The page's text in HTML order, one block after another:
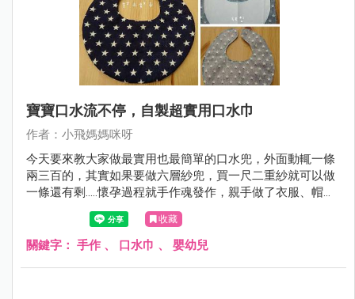
寶寶口水流不停，自製超實用口水巾
作者：小飛媽媽咪呀
今天要來教大家做最實用也最簡單的口水兜，外面動輒一條
兩三百的，其實如果要做六層紗兜，買一尺二重紗就可以做
一條還有剩.....懷孕過程就手作魂發作，親手做了衣服、帽
子、鞋子、防踢被、安撫巾、豆豆毯、手搖鈴、口水鏈、兜
兜等東西給寶寶，結果最終發現最實用的是口水兜。
收藏
關鍵字： 手作 、 口水巾 、 嬰幼兒